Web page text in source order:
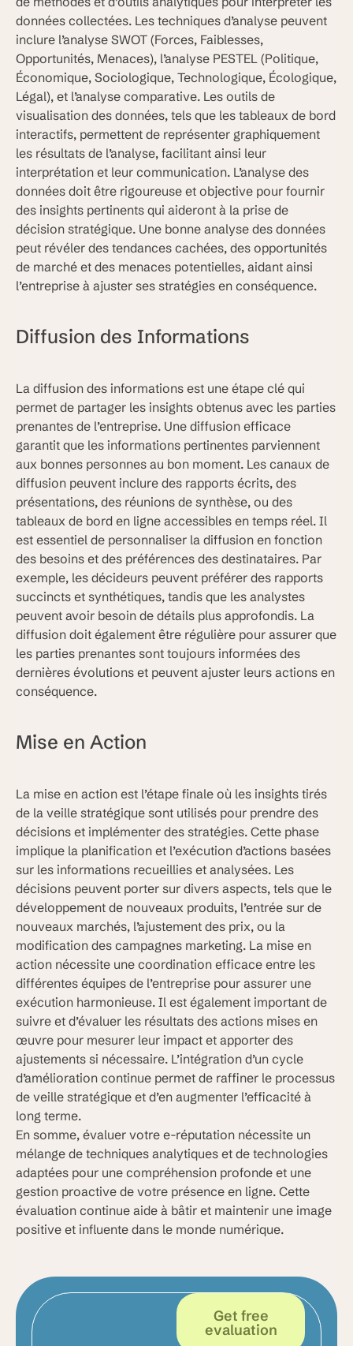
données collectées. Les techniques d’analyse peuvent
inclure l’analyse SWOT (Forces, Faiblesses,
Opportunités, Menaces), l’analyse PESTEL (Politique,
Économique, Sociologique, Technologique, Écologique,
Légal), et l’analyse comparative. Les outils de
visualisation des données, tels que les tableaux de bord
interactifs, permettent de représenter graphiquement
les résultats de l’analyse, facilitant ainsi leur
interprétation et leur communication. L’analyse des
données doit être rigoureuse et objective pour fournir
des insights pertinents qui aideront à la prise de
décision stratégique. Une bonne analyse des données
peut révéler des tendances cachées, des opportunités
de marché et des menaces potentielles, aidant ainsi
l’entreprise à ajuster ses stratégies en conséquence.
Diffusion des Informations
La diffusion des informations est une étape clé qui
permet de partager les insights obtenus avec les parties
prenantes de l’entreprise. Une diffusion efficace
garantit que les informations pertinentes parviennent
aux bonnes personnes au bon moment. Les canaux de
diffusion peuvent inclure des rapports écrits, des
présentations, des réunions de synthèse, ou des
tableaux de bord en ligne accessibles en temps réel. Il
est essentiel de personnaliser la diffusion en fonction
des besoins et des préférences des destinataires. Par
exemple, les décideurs peuvent préférer des rapports
succincts et synthétiques, tandis que les analystes
peuvent avoir besoin de détails plus approfondis. La
diffusion doit également être régulière pour assurer que
les parties prenantes sont toujours informées des
dernières évolutions et peuvent ajuster leurs actions en
conséquence.
Mise en Action
La mise en action est l’étape finale où les insights tirés
de la veille stratégique sont utilisés pour prendre des
décisions et implémenter des stratégies. Cette phase
implique la planification et l’exécution d’actions basées
sur les informations recueillies et analysées. Les
décisions peuvent porter sur divers aspects, tels que le
développement de nouveaux produits, l’entrée sur de
nouveaux marchés, l’ajustement des prix, ou la
modification des campagnes marketing. La mise en
action nécessite une coordination efficace entre les
différentes équipes de l’entreprise pour assurer une
exécution harmonieuse. Il est également important de
suivre et d’évaluer les résultats des actions mises en
œuvre pour mesurer leur impact et apporter des
ajustements si nécessaire. L’intégration d’un cycle
d’amélioration continue permet de raffiner le processus
de veille stratégique et d’en augmenter l’efficacité à
long terme.
En somme, évaluer votre e-réputation nécessite un
mélange de techniques analytiques et de technologies
adaptées pour une compréhension profonde et une
gestion proactive de votre présence en ligne. Cette
évaluation continue aide à bâtir et maintenir une image
positive et influente dans le monde numérique.
Get free
evaluation